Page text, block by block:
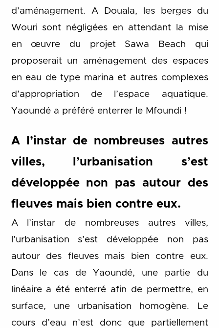
d’aménagement. A Douala, les berges du
Wouri sont négligées en attendant la mise
en œuvre du projet Sawa Beach qui
proposerait un aménagement des espaces
en eau de type marina et autres complexes
d’appropriation de l’espace aquatique.
Yaoundé a préféré enterrer le Mfoundi !
A l’instar de nombreuses autres
villes, l’urbanisation s’est
développée non pas autour des
fleuves mais bien contre eux.
A l’instar de nombreuses autres villes,
l’urbanisation s’est développée non pas
autour des fleuves mais bien contre eux.
Dans le cas de Yaoundé, une partie du
linéaire a été enterré afin de permettre, en
surface, une urbanisation homogène. Le
cours d’eau n’est donc que partiellement